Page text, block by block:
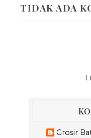
TIDAK ADA
Grosir